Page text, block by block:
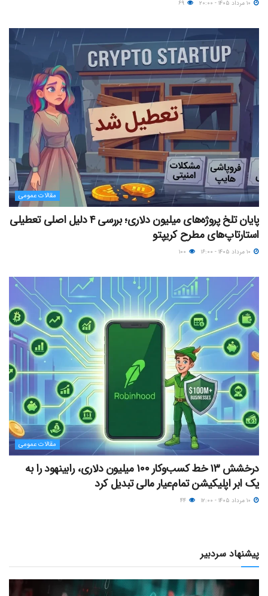
مقالات عمومی
پایان تلخ پروژه‌های میلیون دلاری؛ بررسی ۴ دلیل اصلی تعطیلی
استارتاپ‌های مطرح کریپتو
مقالات عمومی
درخشش ۱۳ خط کسب‌وکار ۱۰۰ میلیون دلاری، رابینهود را به
یک ابر اپلیکیشن تمام‌عیار مالی تبدیل کرد
پیشنهاد سردبیر